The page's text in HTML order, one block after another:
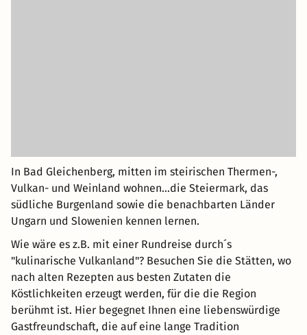
In Bad Gleichenberg, mitten im steirischen Thermen-,
Vulkan- und Weinland wohnen...die Steiermark, das
südliche Burgenland sowie die benachbarten Länder
Ungarn und Slowenien kennen lernen.
Wie wäre es z.B. mit einer Rundreise durch´s
"kulinarische Vulkanland"? Besuchen Sie die Stätten, wo
nach alten Rezepten aus besten Zutaten die
Köstlichkeiten erzeugt werden, für die die Region
berühmt ist. Hier begegnet Ihnen eine liebenswürdige
Gastfreundschaft, die auf eine lange Tradition